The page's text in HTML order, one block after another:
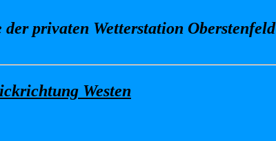
privaten Wetterstation Oberstenfeld
Westen